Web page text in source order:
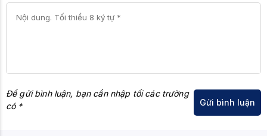
Để gửi bình luận, bạn cần nhập tối các trường
có *